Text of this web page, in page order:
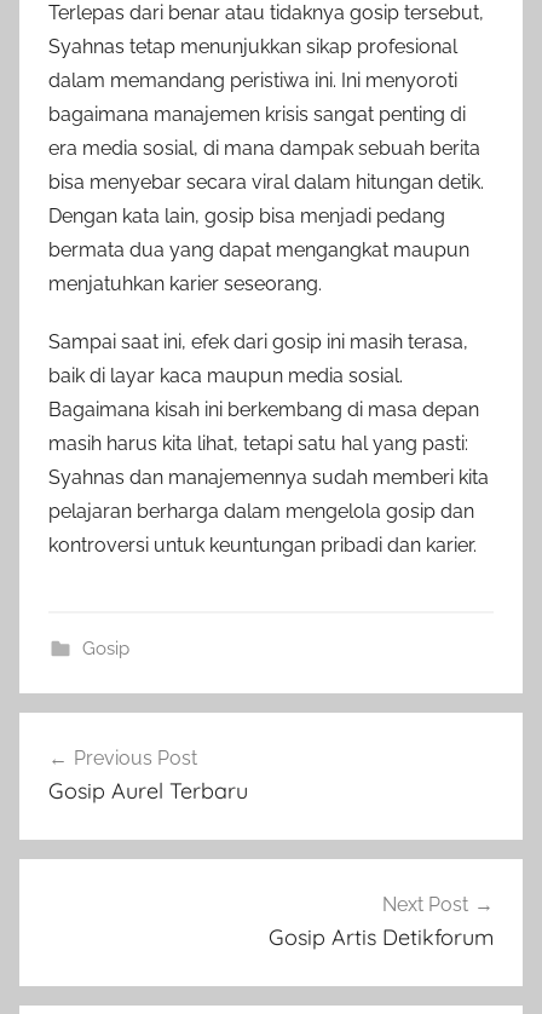
Terlepas dari benar atau tidaknya gosip tersebut,
Syahnas tetap menunjukkan sikap profesional
dalam memandang peristiwa ini. Ini menyoroti
bagaimana manajemen krisis sangat penting di
era media sosial, di mana dampak sebuah berita
bisa menyebar secara viral dalam hitungan detik.
Dengan kata lain, gosip bisa menjadi pedang
bermata dua yang dapat mengangkat maupun
menjatuhkan karier seseorang.
Sampai saat ini, efek dari gosip ini masih terasa,
baik di layar kaca maupun media sosial.
Bagaimana kisah ini berkembang di masa depan
masih harus kita lihat, tetapi satu hal yang pasti:
Syahnas dan manajemennya sudah memberi kita
pelajaran berharga dalam mengelola gosip dan
kontroversi untuk keuntungan pribadi dan karier.
Gosip
navigation
Previous Post
Gosip Aurel Terbaru
Next Post
Gosip Artis Detikforum